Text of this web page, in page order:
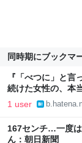
同時期にブックマ
『「べつに」と
続けた女性の、本
コメント
1 user
167センチ…一度
ん：朝日新聞